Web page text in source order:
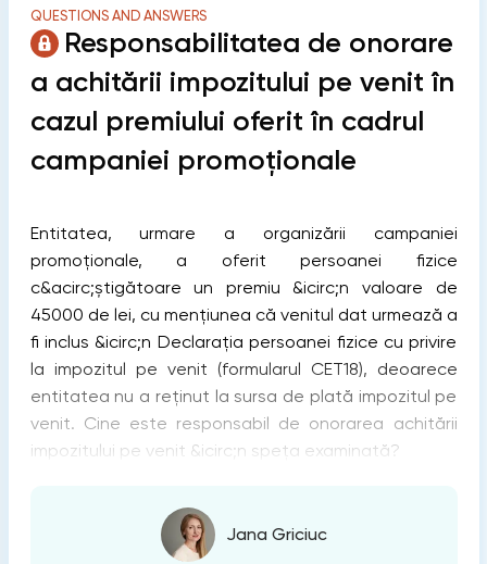
QUESTIONS AND ANSWERS
Responsabilitatea de onorare
a achitării impozitului pe venit în
cazul premiului oferit în cadrul
campaniei promoționale
Entitatea, urmare a organizării campaniei
promoționale, a oferit persoanei fizice
c&acirc;știgătoare un premiu &icirc;n valoare de
45000 de lei, cu mențiunea că venitul dat urmează a
fi inclus &icirc;n Declarația persoanei fizice cu privire
la impozitul pe venit (formularul CET18), deoarece
entitatea nu a reținut la sursa de plată impozitul pe
venit. Cine este responsabil de onorarea achitării
impozitului pe venit &icirc;n speța examinată?
Jana Griciuc